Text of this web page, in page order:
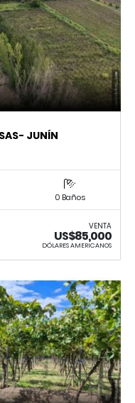
JUNÍN
0 Baños
VENTA
US$85,000
DÓLARES AMERICANOS